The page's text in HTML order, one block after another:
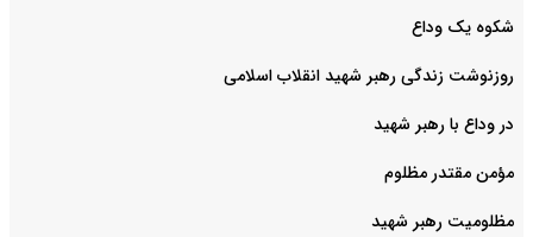
شکوه یک وداع
روزنوشت زندگی رهبر شهید انقلاب اسلامی
در وداع با رهبر شهید
مؤمن مقتدر مظلوم
مظلومیت رهبر شهید